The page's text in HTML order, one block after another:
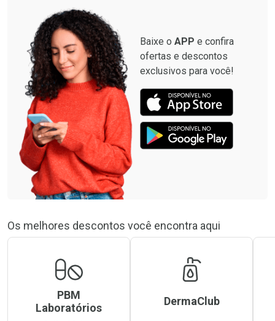
Baixe o APP e confira
ofertas e descontos
exclusivos para você!
Os melhores descontos você encontra aqui
PBM
Laboratórios
DermaClub